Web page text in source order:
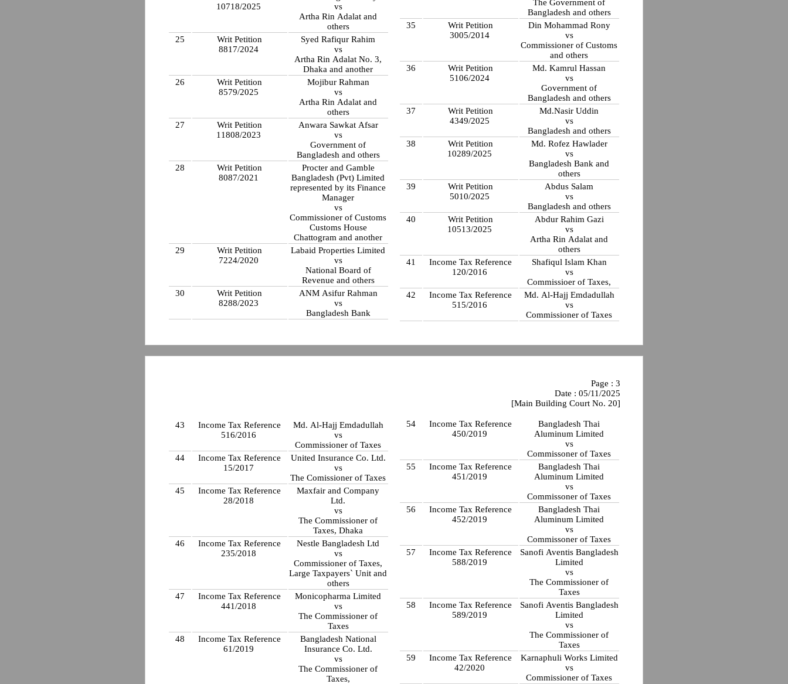
10718/2025
vs
Artha Rin Adalat and
others
25
Writ Petition
8817/2024
Syed Rafiqur Rahim
vs
Artha Rin Adalat No. 3,
Dhaka and another
26
Writ Petition
8579/2025
Mojibur Rahman
vs
Artha Rin Adalat and
others
27
Writ Petition
11808/2023
Anwara Sawkat Afsar
vs
Government of
Bangladesh and others
28
Writ Petition
8087/2021
Procter and Gamble
Bangladesh (Pvt) Limited
represented by its Finance
Manager
vs
Commissioner of Customs
Customs House
Chattogram and another
29
Writ Petition
7224/2020
Labaid Properties Limited
vs
National Board of
Revenue and others
30
Writ Petition
8288/2023
ANM Asifur Rahman
vs
Bangladesh Bank
The Government of
Bangladesh and others
35
Writ Petition
3005/2014
Din Mohammad Rony
vs
Commissioner of Customs
and others
36
Writ Petition
5106/2024
Md. Kamrul Hassan
vs
Government of
Bangladesh and others
37
Writ Petition
4349/2025
Md.Nasir Uddin
vs
Bangladesh and others
38
Writ Petition
10289/2025
Md. Rofez Hawlader
vs
Bangladesh Bank and
others
39
Writ Petition
5010/2025
Abdus Salam
vs
Bangladesh and others
40
Writ Petition
10513/2025
Abdur Rahim Gazi
vs
Artha Rin Adalat and
others
41
Income Tax Reference
120/2016
Shafiqul Islam Khan
vs
Commissioer of Taxes,
42
Income Tax Reference
515/2016
Md. Al-Hajj Emdadullah
vs
Commissioner of Taxes
Page : 3
Date : 05/11/2025
[Main Building Court No. 20]
43
Income Tax Reference
516/2016
Md. Al-Hajj Emdadullah
vs
Commissioner of Taxes
44
Income Tax Reference
15/2017
United Insurance Co. Ltd.
vs
The Comissioner of Taxes
45
Income Tax Reference
28/2018
Maxfair and Company
Ltd.
vs
The Commissioner of
Taxes, Dhaka
46
Income Tax Reference
235/2018
Nestle Bangladesh Ltd
vs
Commissioner of Taxes,
Large Taxpayers` Unit and
others
47
Income Tax Reference
441/2018
Monicopharma Limited
vs
The Commissioner of
Taxes
48
Income Tax Reference
61/2019
Bangladesh National
Insurance Co. Ltd.
vs
The Commissioner of
Taxes,
54
Income Tax Reference
450/2019
Bangladesh Thai
Aluminum Limited
vs
Commissoner of Taxes
55
Income Tax Reference
451/2019
Bangladesh Thai
Aluminum Limited
vs
Commissoner of Taxes
56
Income Tax Reference
452/2019
Bangladesh Thai
Aluminum Limited
vs
Commissoner of Taxes
57
Income Tax Reference
588/2019
Sanofi Aventis Bangladesh
Limited
vs
The Commissioner of
Taxes
58
Income Tax Reference
589/2019
Sanofi Aventis Bangladesh
Limited
vs
The Commissioner of
Taxes
59
Income Tax Reference
42/2020
Karnaphuli Works Limited
vs
Commissioner of Taxes